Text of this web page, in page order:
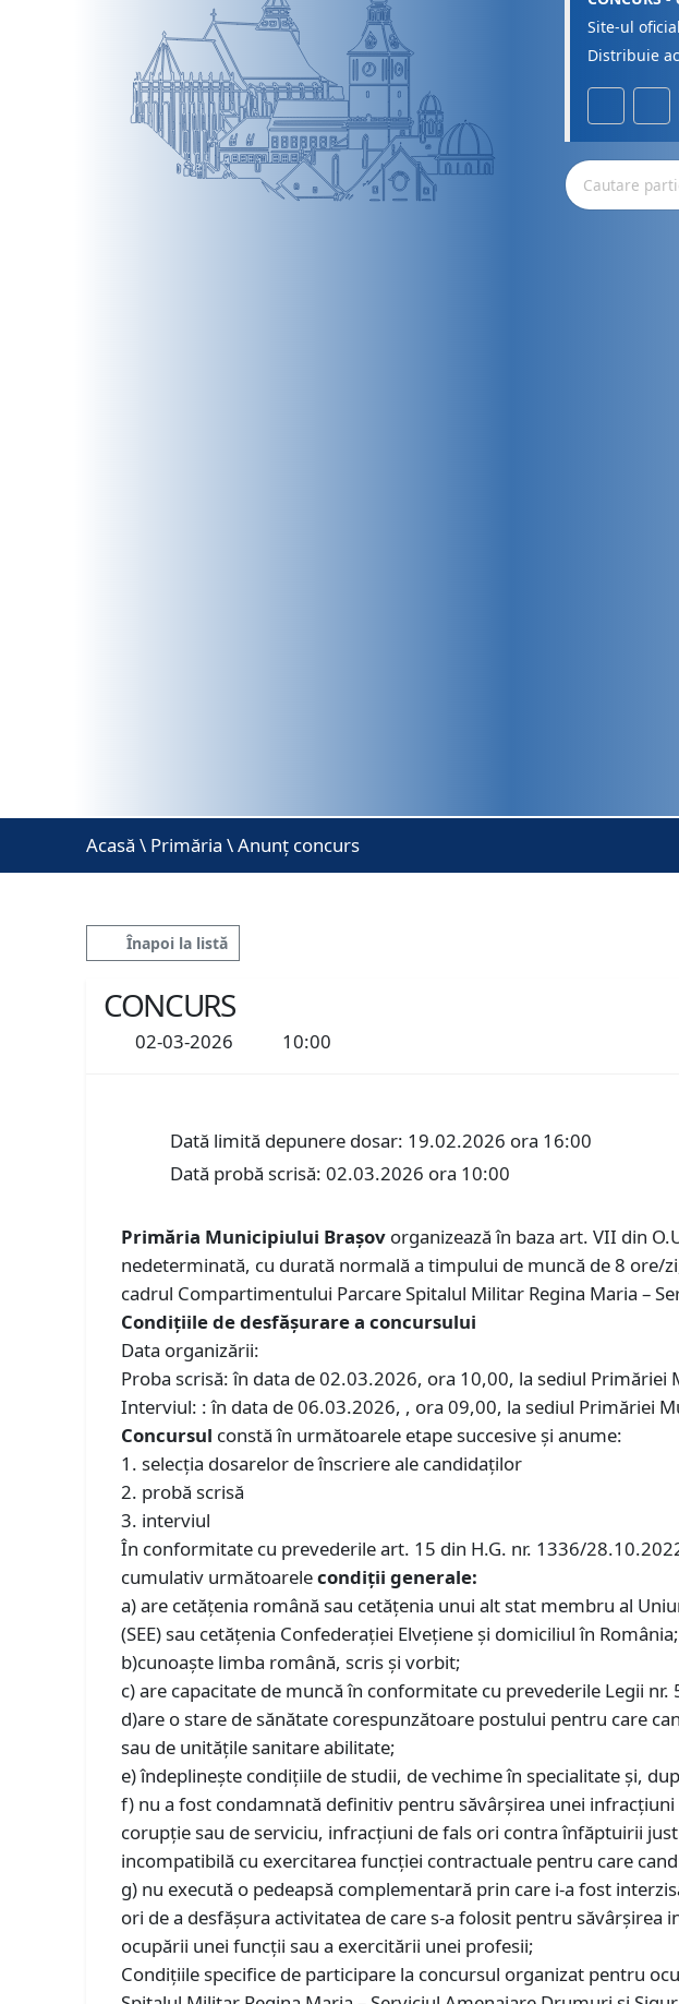
Site-ul
Distribuie
Acasă \ Primăria \ Anunț concurs
Înapoi la listă
CONCURS
02-03-2026 10:00
Dată limită depunere dosar: 19.02.2026 ora 16:00
Dată probă scrisă: 02.03.2026 ora 10:00
Primăria Municipiului Braşov organizează în baza art. VII din
nedeterminată, cu durată normală a timpului de muncă de 8
cadrul Compartimentului Parcare Spitalul Militar Regina Maria –
Condiţiile de desfăşurare a concursului
Data organizării:
Proba scrisă: în data de 02.03.2026, ora 10,00, la sediul Primăriei
Interviul: : în data de 06.03.2026, , ora 09,00, la sediul Primăriei
Concursul constă în următoarele etape succesive şi anume:
1. selecţia dosarelor de înscriere ale candidaţilor
2. probă scrisă
3. interviul
În conformitate cu prevederile art. 15 din H.G. nr. 1336/
cumulativ următoarelecondiţii generale:
a) are cetăţenia română sau cetăţenia unui alt stat membru al
(SEE) sau cetățenia Confederației Elvețiene și domiciliul în România;
b)cunoaşte limba română, scris şi vorbit;
c) are capacitate de muncă în conformitate cu prevederile Legii
d)are o stare de sănătate corespunzătoare postului pentru care
sau de unităţile sanitare abilitate;
e) îndeplineşte condiţiile de studii, de vechime în specialitate și,
f) nu a fost condamnată definitiv pentru săvârşirea unei
corupție sau de serviciu, infracțiuni de fals ori contra înfăptuirii
incompatibilă cu exercitarea funcţiei contractuale pentru care
g) nu execută o pedeapsă complementară prin care i-a fost
ori de a desfășura activitatea de care s-a folosit pentru
ocupării unei funcții sau a exercitării unei profesii;
Condiţiile specifice de participare la concursul organizat pentru